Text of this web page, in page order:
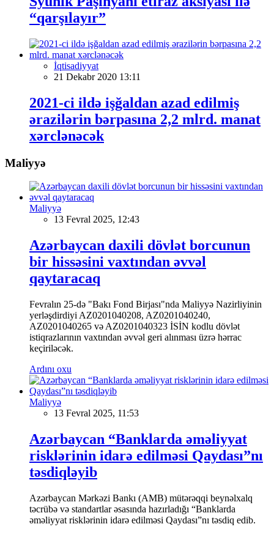
“qarşılayır”
İqtisadiyyat
21 Dekabr 2020 13:11
2021-ci ildə işğaldan azad edilmiş
ərazilərin bərpasına 2,2 mlrd. manat
xərclənəcək
Maliyyə
Maliyyə
13 Fevral 2025, 12:43
Azərbaycan daxili dövlət borcunun
bir hissəsini vaxtından əvvəl
qaytaracaq
Fevralın 25-də "Bakı Fond Birjası"nda Maliyyə Nazirliyinin
yerləşdirdiyi AZ0201040208, AZ0201040240,
AZ0201040265 və AZ0201040323 İSİN kodlu dövlət
istiqrazlarının vaxtından əvvəl geri alınması üzrə hərrac
keçiriləcək.
Ardını oxu
Maliyyə
13 Fevral 2025, 11:53
Azərbaycan “Banklarda əməliyyat
risklərinin idarə edilməsi Qaydası”nı
təsdiqləyib
Azərbaycan Mərkəzi Bankı (AMB) mütərəqqi beynəlxalq
təcrübə və standartlar əsasında hazırladığı “Banklarda
əməliyyat risklərinin idarə edilməsi Qaydası”nı təsdiq edib.